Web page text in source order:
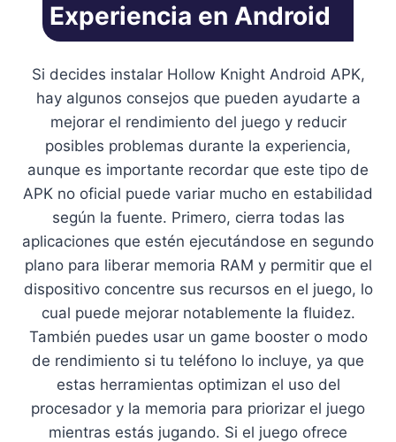
Experiencia en Android
Si decides instalar Hollow Knight Android APK,
hay algunos consejos que pueden ayudarte a
mejorar el rendimiento del juego y reducir
posibles problemas durante la experiencia,
aunque es importante recordar que este tipo de
APK no oficial puede variar mucho en estabilidad
según la fuente. Primero, cierra todas las
aplicaciones que estén ejecutándose en segundo
plano para liberar memoria RAM y permitir que el
dispositivo concentre sus recursos en el juego, lo
cual puede mejorar notablemente la fluidez.
También puedes usar un game booster o modo
de rendimiento si tu teléfono lo incluye, ya que
estas herramientas optimizan el uso del
procesador y la memoria para priorizar el juego
mientras estás jugando. Si el juego ofrece